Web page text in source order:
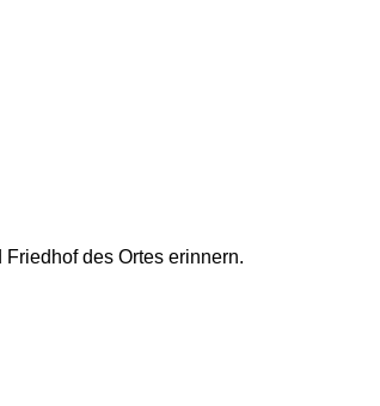
des Ortes erinnern.